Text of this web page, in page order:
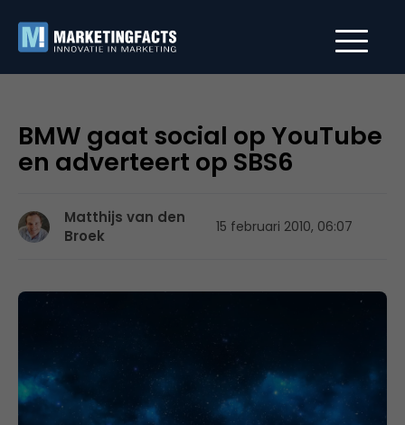
BMW gaat social op YouTube
en adverteert op SBS6
Matthijs van den
Broek
15 februari 2010, 06:07